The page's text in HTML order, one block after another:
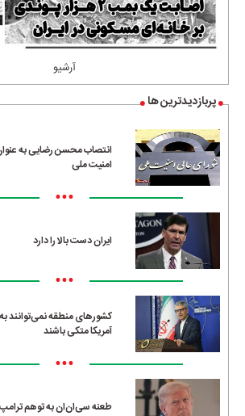
آرشیو
پربازدیدترین ها
انتصاب محسن رضایی به
امنیت ملی
•••
ایران دست بالا را دارد
•••
کشورهای منطقه نمی‌توانند
آمریکا متکی باشند
•••
طعنه سی‌ان‌ان به توهم ترامپ